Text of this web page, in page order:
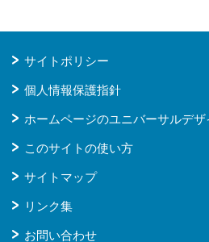
サイトポリシー
個人情報保護指針
ホームページのユニバーサルデザ
このサイトの使い方
サイトマップ
リンク集
お問い合わせ